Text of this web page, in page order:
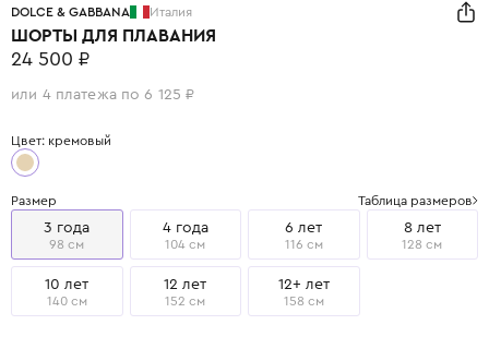
DOLCE & GABBANA Италия
ШОРТЫ ДЛЯ ПЛАВАНИЯ
24 500 ₽
или 4 платежа по 6 125 ₽
Цвет: кремовый
Размер Таблица размеров
3 года
98 см
4 года
104 см
6 лет
116 см
8 лет
128 см
10 лет
140 см
12 лет
152 см
12+ лет
158 см